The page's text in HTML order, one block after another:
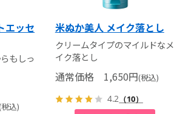
エッセ
もしっ
込)
米ぬか美人 メイク落とし
クリームタイプのマイルドなメ
イク落とし
通常価格1,650円(税込)
4.2 （10）